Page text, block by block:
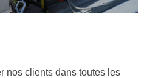
nos clients dans toutes les